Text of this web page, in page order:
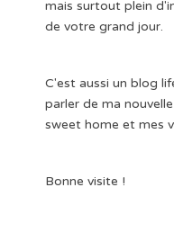
mais surtout plein
de votre grand jour.
C'est aussi un blog
parler de ma
sweet home et mes
Bonne visite !